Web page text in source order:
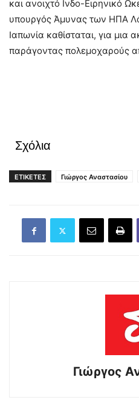
και ανοιχτό Ινδο-Ειρηνικό
υπουργός Άμυνας των ΗΠΑ
Ιαπωνία καθίσταται, για μια
παράγοντας πολεμοχαρούς
Σχόλια
ΕΤΙΚΕΤΕΣ Γιώργος Αναστασίου
Γιώργος